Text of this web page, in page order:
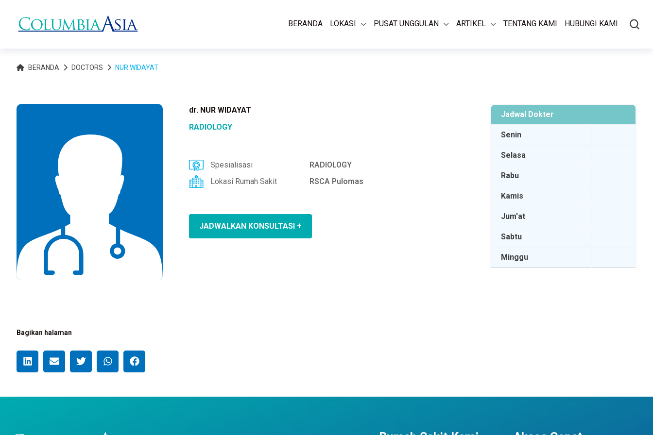
BERANDA LOKASI PUSAT UNGGULAN ARTIKEL TENTANG KAMI HUBUNGI KAMI
BERANDA DOCTORS NUR WIDAYAT
dr. NUR WIDAYAT
RADIOLOGY
Spesialisasi
RADIOLOGY
Lokasi Rumah Sakit
RSCA Pulomas
JADWALKAN KONSULTASI +
Jadwal Dokter
Senin
Selasa
Rabu
Kamis
Jum'at
Sabtu
Minggu
Bagikan halaman